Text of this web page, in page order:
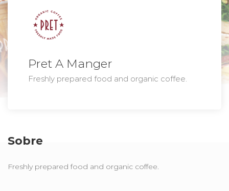
Pret A Manger
Freshly prepared food and organic coffee.
Sobre
Freshly prepared food and organic coffee.